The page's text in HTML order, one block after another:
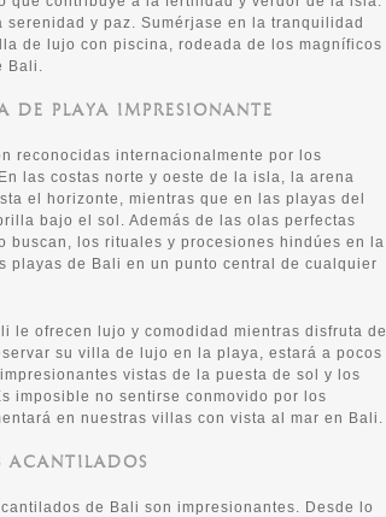
y paz. Sumérjase en la tranquilidad
de lujo con piscina, rodeada de los magníficos
Bali.
DE PLAYA IMPRESIONANTE
reconocidas internacionalmente por los
las costas norte y oeste de la isla, la arena
el horizonte, mientras que en las playas del
bajo el sol. Además de las olas perfectas
buscan, los rituales y procesiones hindúes en la
playas de Bali en un punto central de cualquier
le ofrecen lujo y comodidad mientras disfruta de
su villa de lujo en la playa, estará a pocos
vistas de la puesta de sol y los
imposible no sentirse conmovido por los
en nuestras villas con vista al mar en Bali.
ACANTILADOS
de Bali son impresionantes. Desde lo